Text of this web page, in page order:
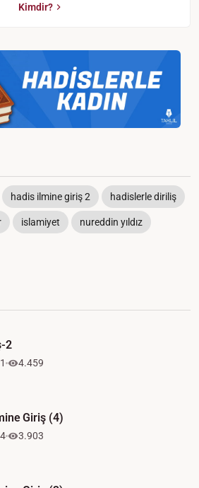
Kimdir?
hadis ilmine giriş 2 hadislerle diriliş
islamiyet nureddin yıldız
2
4.459
Giriş (4)
3.903